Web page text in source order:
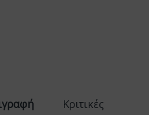
Κριτικές